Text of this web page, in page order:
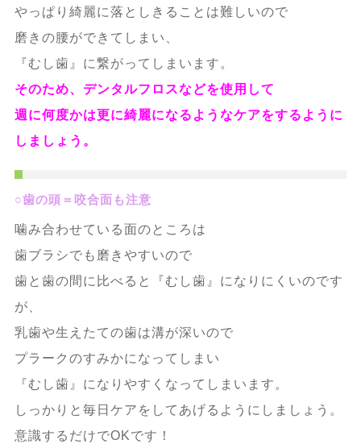
やっぱり綺麗に落としきることは難しいので
磨きの腰ができてしまい、
『むし歯』に繋がってしまいます。
そのため、デンタルフロスなどを使用して
週に何度かは更に綺麗になるようなケアをするように
しましょう。
○歯の頭＝咬合面も注意
噛み合わせている面のところは
歯ブラシでも磨きやすいので
歯と歯の間に比べると『むし歯』になりにくいのです
が、
乳歯や生えたての歯は溝が深いので
プラークのすみかになってしまい
『むし歯』になりやすくなってしまいます。
しっかりと毎日ケアをしてあげるようにしましょう。
意識するだけでOKです！